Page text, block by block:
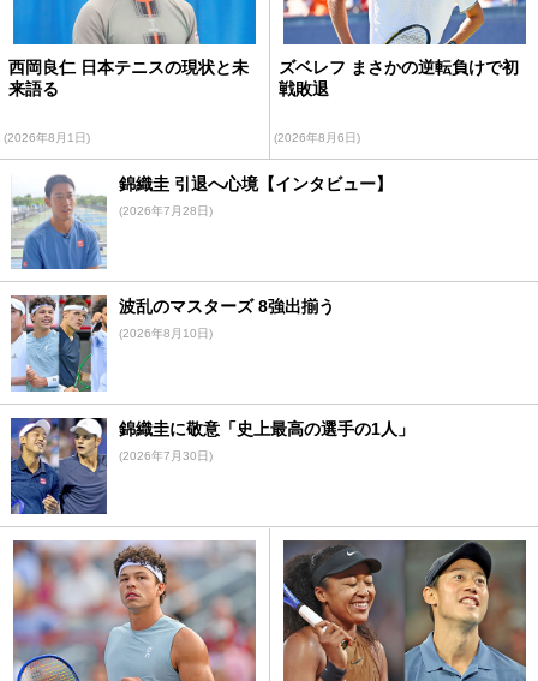
西岡良仁 日本テニスの現状と未
来語る
(2026年8月1日)
ズベレフ まさかの逆転負けで初
戦敗退
(2026年8月6日)
錦織圭 引退へ心境【インタビュー】
(2026年7月28日)
波乱のマスターズ 8強出揃う
(2026年8月10日)
錦織圭に敬意「史上最高の選手の1人」
(2026年7月30日)